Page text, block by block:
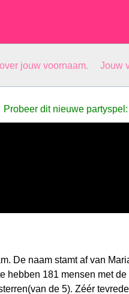
jouw voornaam. Jouw
Probeer dit nieuwe partyspel:
De naam stamt af van
hebben 181 mensen met
de 5). Zéér